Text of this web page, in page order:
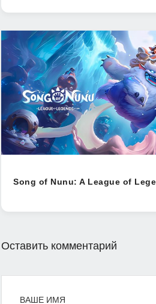
Song of Nunu: A League of
Оставить комментарий
ВАШЕ ИМЯ